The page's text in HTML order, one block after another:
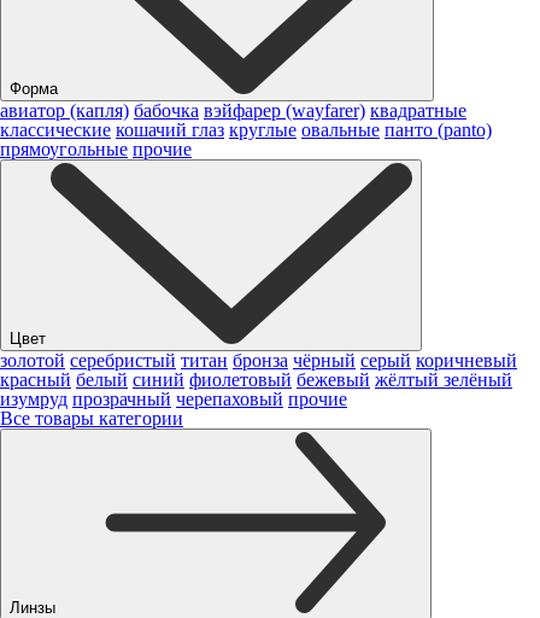
Форма
авиатор (капля) бабочка вэйфарер (wayfarer) квадратные
классические кошачий глаз круглые овальные панто (panto)
прямоугольные прочие
Цвет
золотой серебристый титан бронза чёрный серый коричневый
красный белый синий фиолетовый бежевый жёлтый зелёный
изумруд прозрачный черепаховый прочие
Все товары категории
Линзы